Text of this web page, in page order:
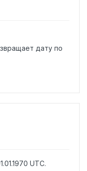
дату по
UTC.